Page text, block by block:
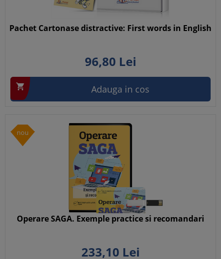
Pachet Cartonase distractive: First words in English
96,80 Lei
 Adauga in cos
nou
Operare SAGA. Exemple practice si recomandari
233,10 Lei